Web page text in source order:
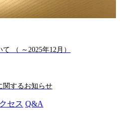
（ ～2025年12月）
関するお知らせ
セス Q&A